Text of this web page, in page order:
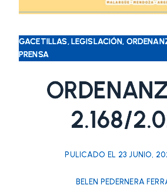
GACETILLAS, LEGISLACIÓN,
PRENSA
2.168/
PULICADO EL 23 JUNIO,
BELEN PEDERNERA